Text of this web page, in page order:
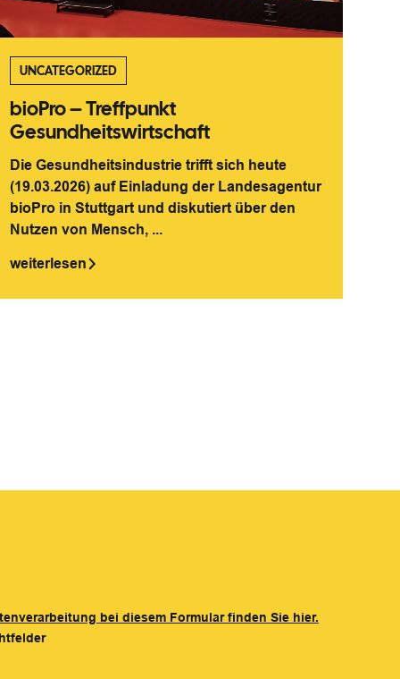
UNCATEGORIZED
bioPro – Treffpunkt
Gesundheitswirtschaft
Die Gesundheitsindustrie trifft sich heute
(19.03.2026) auf Einladung der Landesagentur
bioPro in Stuttgart und diskutiert über den
Nutzen von Mensch, ...
weiterlesen
bei diesem Formular finden Sie hier.